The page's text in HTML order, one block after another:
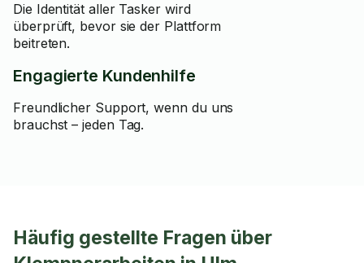
Die Identität aller Tasker wird
überprüft, bevor sie der Plattform
beitreten.
Engagierte Kundenhilfe
Freundlicher Support, wenn du uns
brauchst – jeden Tag.
Häufig gestellte Fragen über